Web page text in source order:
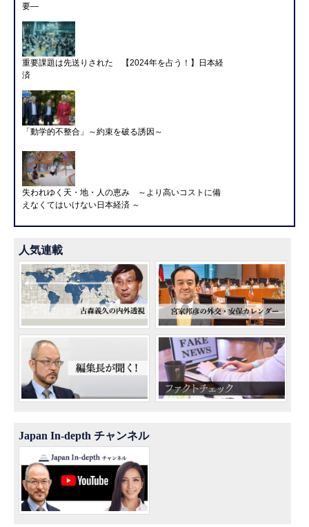
要―
重要課題は先送りされた 【2024年を占う！】日本経
済
「動学的不整合」～約束を破る誘因～
失われゆく天・地・人の恵み ～より高いコストに備
えなくてはいけない日本経済 ～
人気連載
Japan In-depth チャンネル